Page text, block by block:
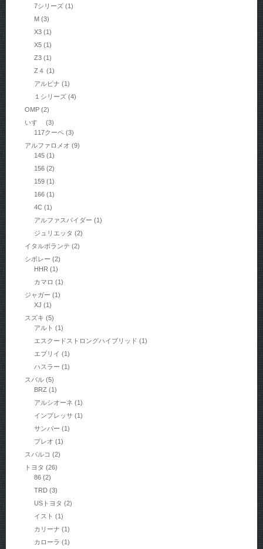
7シリーズ (1)
M (3)
X3 (1)
X5 (1)
Z3 (1)
Z４ (1)
アルピナ (1)
１シリーズ (4)
OMP(2)
いすゞ
(3)
117クーペ (3)
アルファロメオ (9)
145 (1)
156 (2)
159 (1)
166 (1)
4C (1)
アルファスパイダー (1)
ジュリエッタ (2)
イタルボランテ (2)
シボレー (2)
HHR (1)
カマロ (1)
ジャガー (1)
XJ (1)
スズキ (5)
アルト (1)
エスクードストロングハイブリッド (1)
エブリイ (1)
ハスラー (1)
スバル(5)
BRZ (1)
アルシオーネ (1)
インプレッサ (1)
サンバー (1)
プレオ (1)
スパルコ (2)
トヨタ (26)
86 (2)
TRD (3)
USトヨタ (2)
イスト (1)
カリーナ (1)
カローラ (1)